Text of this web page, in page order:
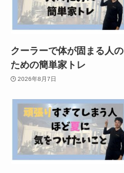
クーラーで体が固まる人の
ための簡単家トレ
2026年8月7日